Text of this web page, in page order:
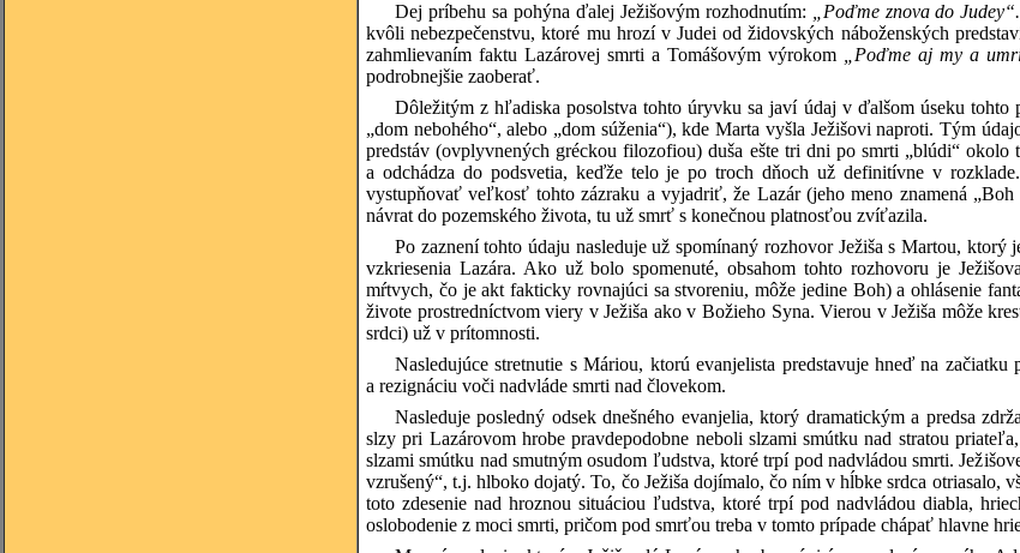
Dej príbehu sa pohýna ďalej Ježišovým rozhodnutím:
„Poďme znova do Judey“.
kvôli nebezpečenstvu, ktoré mu hrozí v Judei od židovských náboženských
zahmlievaním faktu Lazárovej smrti a Tomášovým výrokom
„Poďme aj my a
podrobnejšie zaoberať.
Dôležitým z hľadiska posolstva tohto úryvku sa javí údaj v ďalšom úseku
„dom nebohého“, alebo „dom súženia“), kde Marta vyšla Ježišovi naproti. Tým
predstáv (ovplyvnených gréckou filozofiou) duša ešte tri dni po smrti „blúdi“
a odchádza do podsvetia, keďže telo je po troch dňoch už definitívne v
vystupňovať veľkosť tohto zázraku a vyjadriť, že Lazár (jeho meno znamená
návrat do pozemského života, tu už smrť s konečnou platnosťou zvíťazila.
Po zaznení tohto údaju nasleduje už spomínaný rozhovor Ježiša s Martou,
vzkriesenia Lazára. Ako už bolo spomenuté, obsahom tohto rozhovoru je
mŕtvych, čo je akt fakticky rovnajúci sa stvoreniu, môže jedine Boh) a ohlásenie
živote prostredníctvom viery v Ježiša ako v Božieho Syna. Vierou v Ježiša môže
srdci) už v prítomnosti.
Nasledujúce stretnutie s Máriou, ktorú evanjelista predstavuje hneď na
a rezignáciu voči nadvláde smrti nad človekom.
Nasleduje posledný odsek dnešného evanjelia, ktorý dramatickým a predsa
slzy pri Lazárovom hrobe pravdepodobne neboli slzami smútku nad stratou
slzami smútku nad smutným osudom ľudstva, ktoré trpí pod nadvládou smrti.
vzrušený“, t.j. hlboko dojatý. To, čo Ježiša dojímalo, čo ním v hĺbke srdca otriasalo,
toto zdesenie nad hroznou situáciou ľudstva, ktoré trpí pod nadvládou diabla,
oslobodenie z moci smrti, pričom pod smrťou treba v tomto prípade chápať hlavne